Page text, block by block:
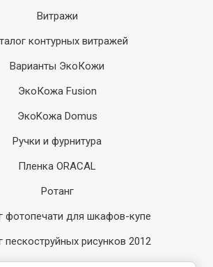
Витражи
контурных витражей
Варианты ЭкоКожи
ЭкоКожа Fusion
ЭкоKожа Domus
Ручки и фурнитура
Пленка ORACAL
Ротанг
фотопечати для шкафов-купе
пескоструйных рисунков 2012